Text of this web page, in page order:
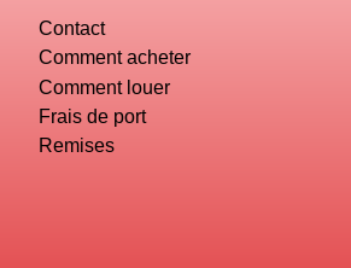
Contact
Comment acheter
Comment louer
Frais de port
Remises